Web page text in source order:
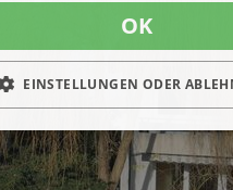
OK
EINSTELLUNGEN ODER